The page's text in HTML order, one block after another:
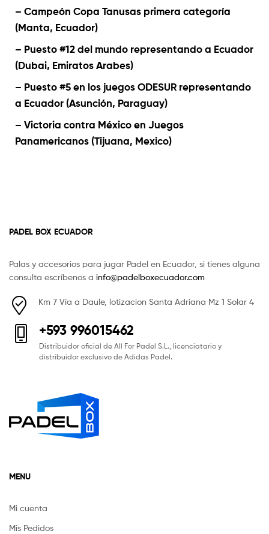
– Campeón Copa Tanusas primera categoría
(Manta, Ecuador)
– Puesto #12 del mundo representando a Ecuador
(Dubai, Emiratos Arabes)
– Puesto #5 en los juegos ODESUR representando
a Ecuador (Asunción, Paraguay)
– Victoria contra México en Juegos
Panamericanos (Tijuana, Mexico)
PADEL BOX ECUADOR
Palas y accesorios para jugar Padel en Ecuador, si tienes alguna
consulta escríbenos a info@padelboxecuador.com
Km 7 Vía a Daule, lotizacion Santa Adriana Mz 1 Solar 4
+593 996015462
Distribuidor oficial de All For Padel S.L., licenciatario y
distribuidor exclusivo de Adidas Padel.
MENU
Mi cuenta
Mis Pedidos